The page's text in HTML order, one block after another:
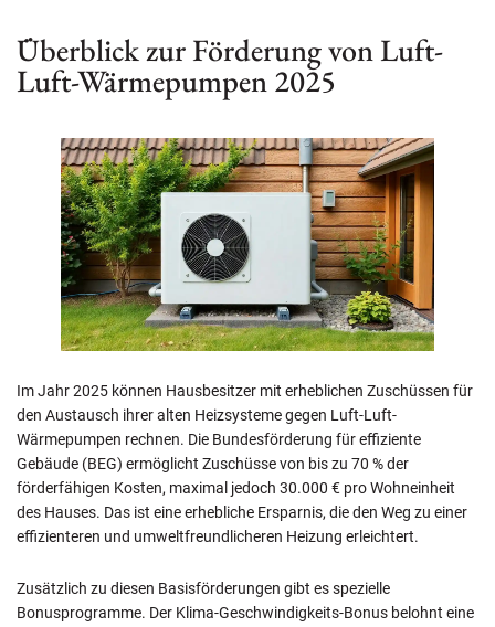
Überblick zur Förderung von Luft-
Luft-Wärmepumpen 2025
Im Jahr 2025 können Hausbesitzer mit erheblichen Zuschüssen für
den Austausch ihrer alten Heizsysteme gegen Luft-Luft-
Wärmepumpen rechnen. Die Bundesförderung für effiziente
Gebäude (BEG) ermöglicht Zuschüsse von bis zu 70 % der
förderfähigen Kosten, maximal jedoch 30.000 € pro Wohneinheit
des Hauses. Das ist eine erhebliche Ersparnis, die den Weg zu einer
effizienteren und umweltfreundlicheren Heizung erleichtert.
Zusätzlich zu diesen Basisförderungen gibt es spezielle
Bonusprogramme. Der Klima-Geschwindigkeits-Bonus belohnt eine